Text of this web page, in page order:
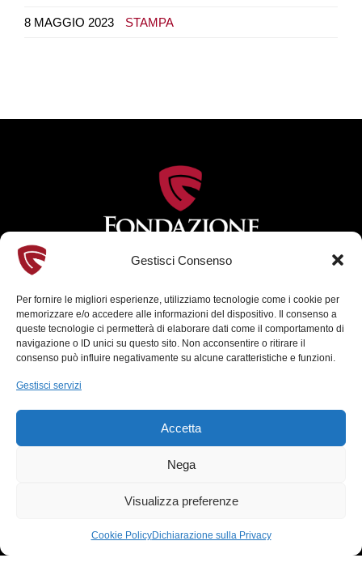
Gestisci Consenso
Per fornire le migliori esperienze, utilizziamo tecnologie come i cookie per
memorizzare e/o accedere alle informazioni del dispositivo. Il consenso a
queste tecnologie ci permetterà di elaborare dati come il comportamento di
navigazione o ID unici su questo sito. Non acconsentire o ritirare il
consenso può influire negativamente su alcune caratteristiche e funzioni.
Gestisci servizi
Accetta
Nega
Visualizza preferenze
Cookie PolicyDichiarazione sulla Privacy
8 MAGGIO 2023 STAMPA
Chi siamo
La Fondazione
Consiglio di amministrazione
Commissione permanente costumi
Comunicazione
Palio di Legnano
Documenti
Trasparenza